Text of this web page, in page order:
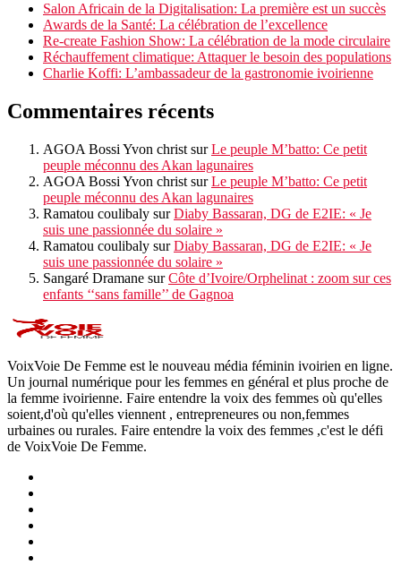
Salon Africain de la Digitalisation: La première est un succès
Awards de la Santé: La célébration de l’excellence
Re-create Fashion Show: La célébration de la mode circulaire
Réchauffement climatique: Attaquer le besoin des populations
Charlie Koffi: L’ambassadeur de la gastronomie ivoirienne
Commentaires récents
AGOA Bossi Yvon christ surLe peuple M’batto: Ce petit
peuple méconnu des Akan lagunaires
AGOA Bossi Yvon christ surLe peuple M’batto: Ce petit
peuple méconnu des Akan lagunaires
Ramatou coulibaly surDiaby Bassaran, DG de E2IE: « Je
suis une passionnée du solaire »
Ramatou coulibaly surDiaby Bassaran, DG de E2IE: « Je
suis une passionnée du solaire »
Sangaré Dramane surCôte d’Ivoire/Orphelinat : zoom sur ces
enfants ‘‘sans famille’’ de Gagnoa
VoixVoie De Femme est le nouveau média féminin ivoirien en ligne.
Un journal numérique pour les femmes en général et plus proche de
la femme ivoirienne. Faire entendre la voix des femmes où qu'elles
soient,d'où qu'elles viennent , entrepreneures ou non,femmes
urbaines ou rurales. Faire entendre la voix des femmes ,c'est le défi
de VoixVoie De Femme.